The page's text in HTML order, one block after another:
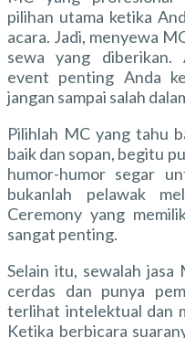
pilihan utama ketika
acara. Jadi, menyewa
sewa yang diberikan.
event penting Anda
jangan sampai salah
Pilihlah MC yang tahu
baik dan sopan, begitu
humor-humor segar
bukanlah pelawak
Ceremony yang
sangat penting.
Selain itu, sewalah
cerdas dan punya
terlihat intelektual dan
Ketika berbicara